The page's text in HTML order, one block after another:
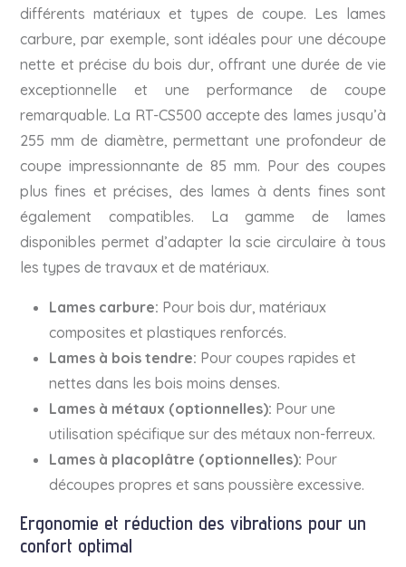
différents matériaux et types de coupe. Les lames
carbure, par exemple, sont idéales pour une découpe
nette et précise du bois dur, offrant une durée de vie
exceptionnelle et une performance de coupe
remarquable. La RT-CS500 accepte des lames jusqu’à
255 mm de diamètre, permettant une profondeur de
coupe impressionnante de 85 mm. Pour des coupes
plus fines et précises, des lames à dents fines sont
également compatibles. La gamme de lames
disponibles permet d’adapter la scie circulaire à tous
les types de travaux et de matériaux.
Lames carbure: Pour bois dur, matériaux
composites et plastiques renforcés.
Lames à bois tendre: Pour coupes rapides et
nettes dans les bois moins denses.
Lames à métaux (optionnelles): Pour une
utilisation spécifique sur des métaux non-ferreux.
Lames à placoplâtre (optionnelles): Pour
découpes propres et sans poussière excessive.
Ergonomie et réduction des vibrations pour un
confort optimal